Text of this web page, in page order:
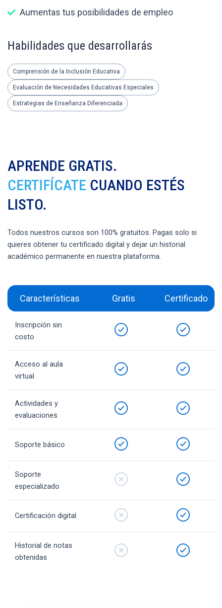
Aumentas tus posibilidades de empleo
Habilidades que desarrollarás
Comprensión de la Inclusión Educativa
Evaluación de Necesidades Educativas Especiales
Estrategias de Enseñanza Diferenciada
APRENDE GRATIS.
CERTIFÍCATE CUANDO ESTÉS
LISTO.
Todos nuestros cursos son 100% gratuitos. Pagas solo si
quieres obtener tu certificado digital y dejar un historial
académico permanente en nuestra plataforma.
Características Gratis Certificado
Inscripción sin
costo
Acceso al aula
virtual
Actividades y
evaluaciones
Soporte básico
Soporte
especializado
Certificación digital
Historial de notas
obtenidas